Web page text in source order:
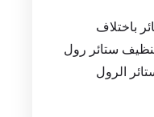
باختلاف
ستائر رول
الرول